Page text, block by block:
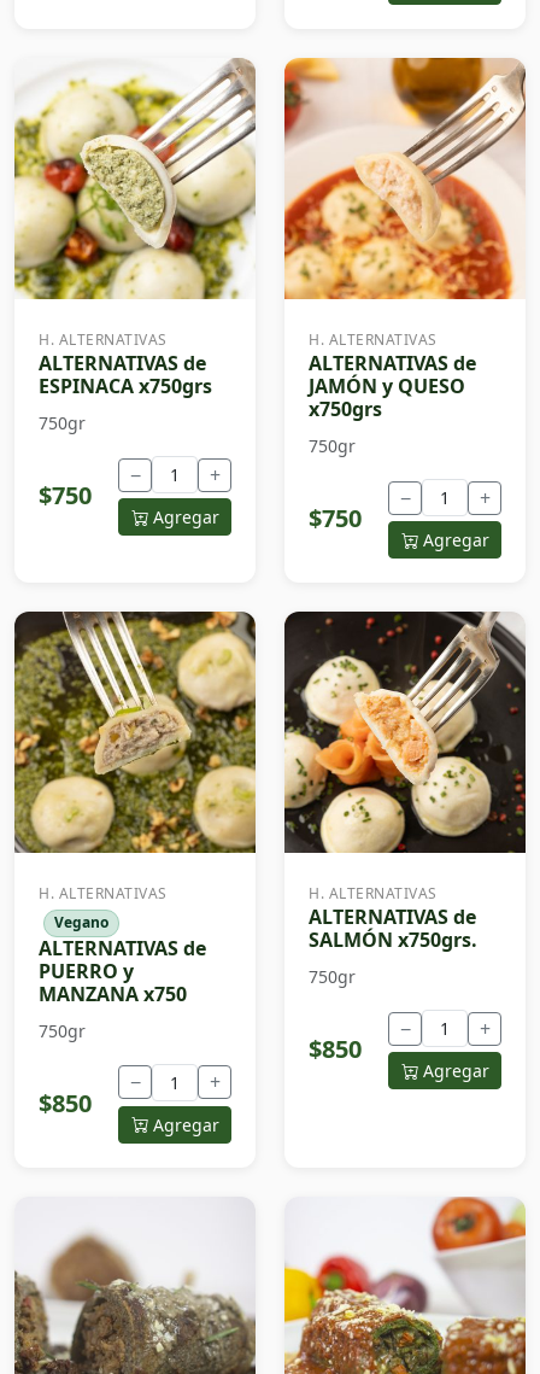
H. ALTERNATIVAS
ALTERNATIVAS de
ESPINACA x750grs
750gr
$750
− +
Agregar
H. ALTERNATIVAS
ALTERNATIVAS de
JAMÓN y QUESO
x750grs
750gr
$750
− +
Agregar
H. ALTERNATIVAS
Vegano
ALTERNATIVAS de
PUERRO y
MANZANA x750
750gr
$850
− +
Agregar
H. ALTERNATIVAS
ALTERNATIVAS de
SALMÓN x750grs.
750gr
$850
− +
Agregar